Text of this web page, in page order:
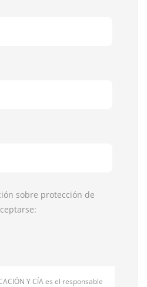
sobre protección de
Y CÍA es el responsable